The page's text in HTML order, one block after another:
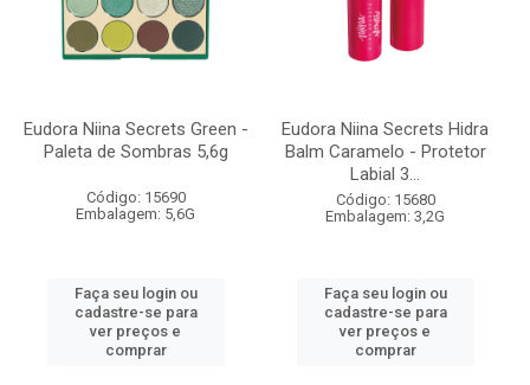
Eudora Niina Secrets Green -
Paleta de Sombras 5,6g
Código: 15690
Embalagem: 5,6G
Faça seu login ou
cadastre-se para
ver preços e
comprar
Eudora Niina Secrets Hidra
Balm Caramelo - Protetor
Labial 3...
Código: 15680
Embalagem: 3,2G
Faça seu login ou
cadastre-se para
ver preços e
comprar